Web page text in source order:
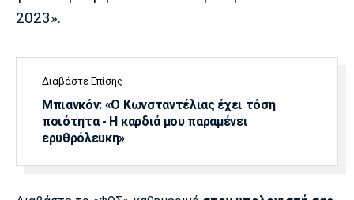
2023».
Διαβάστε Επίσης
Μπιανκόν: «Ο Κωνσταντέλιας έχει τόση
ποιότητα - Η καρδιά μου παραμένει
ερυθρόλευκη»